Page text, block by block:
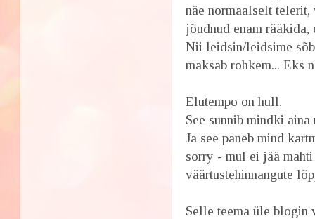
näe normaalselt
jõudnud enam
Nii leidsin/leidsime
maksab rohkem... Eks
Elutempo on hull.
See sunnib mindki
Ja see paneb mind
sorry - mul ei jää
väärtustehinnangute
Selle teema üle blogin